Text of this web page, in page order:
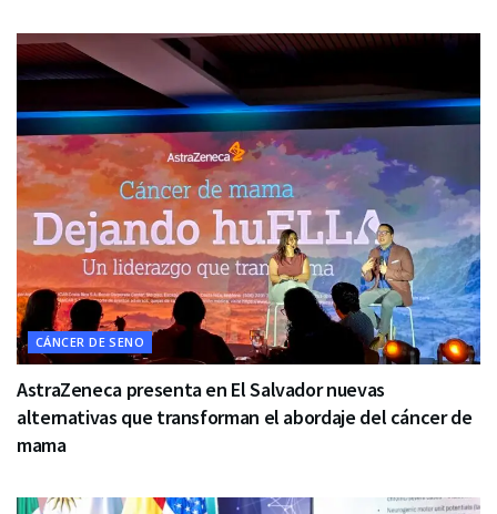
CÁNCER DE SENO
AstraZeneca presenta en El Salvador nuevas
alternativas que transforman el abordaje del cáncer de
mama